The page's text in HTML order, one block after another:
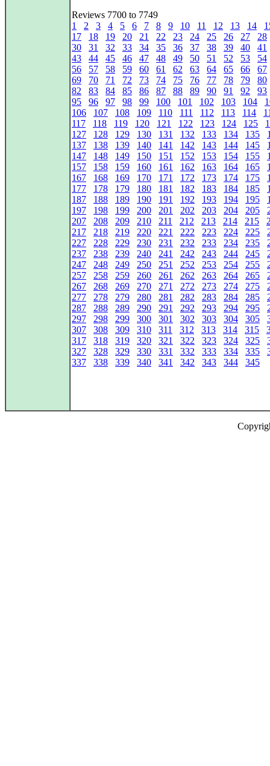
Reviews 7700 to 7749
1
2 3 4 5 6 7 8 9 10 11 12 13 14
17
18 19 20 21 22 23 24 25 26 27
28
30
31 32 33 34 35 36 37 38 39 40
41
43
44 45 46 47 48 49 50 51 52 53
54
56
57 58 59 60 61 62 63 64 65 66
67
69
70 71 72 73 74 75 76 77 78 79
80
82
83 84 85 86 87 88 89 90 91 92
93
95
96 97 98 99 100 101 102 103 104
106
107 108 109 110 111 112 113 114
117
118 119 120 121 122 123 124 125
127
128 129 130 131 132 133 134 135
137
138 139 140 141 142 143 144 145
147
148 149 150 151 152 153 154 155
157
158 159 160 161 162 163 164 165
167
168 169 170 171 172 173 174 175
177
178 179 180 181 182 183 184 185
187
188 189 190 191 192 193 194 195
197
198 199 200 201 202 203 204 205
207
208 209 210 211 212 213 214 215
217
218 219 220 221 222 223 224 225
227
228 229 230 231 232 233 234 235
237
238 239 240 241 242 243 244 245
247
248 249 250 251 252 253 254 255
257
258 259 260 261 262 263 264 265
267
268 269 270 271 272 273 274 275
277
278 279 280 281 282 283 284 285
287
288 289 290 291 292 293 294 295
297
298 299 300 301 302 303 304 305
307
308 309 310 311 312 313 314 315
317
318 319 320 321 322 323 324 325
327
328 329 330 331 332 333 334 335
337
338 339 340 341 342 343 344 345